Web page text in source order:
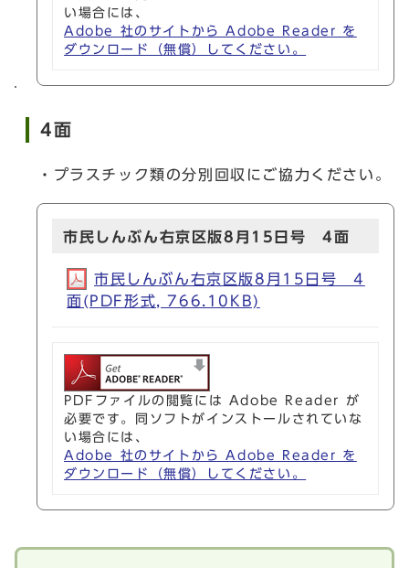
い場合には、
Adobe 社のサイトから Adobe Reader を
ダウンロード（無償）してください。
4面
・プラスチック類の分別回収にご協力ください。
市民しんぶん右京区版8月15日号 4面
市民しんぶん右京区版8月15日号 4
面(PDF形式, 766.10KB)
PDFファイルの閲覧には Adobe Reader が
必要です。同ソフトがインストールされていな
い場合には、
Adobe 社のサイトから Adobe Reader を
ダウンロード（無償）してください。